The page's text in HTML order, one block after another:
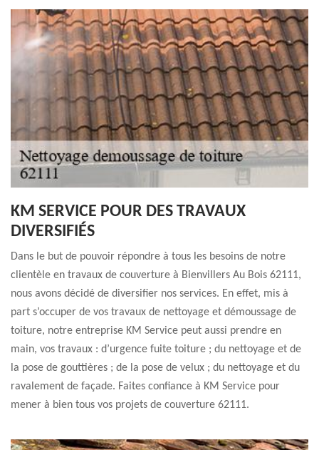
KM SERVICE POUR DES TRAVAUX
DIVERSIFIÉS
Dans le but de pouvoir répondre à tous les besoins de notre
clientèle en travaux de couverture à Bienvillers Au Bois 62111,
nous avons décidé de diversifier nos services. En effet, mis à
part s’occuper de vos travaux de nettoyage et démoussage de
toiture, notre entreprise KM Service peut aussi prendre en
main, vos travaux : d’urgence fuite toiture ; du nettoyage et de
la pose de gouttières ; de la pose de velux ; du nettoyage et du
ravalement de façade. Faites confiance à KM Service pour
mener à bien tous vos projets de couverture 62111.